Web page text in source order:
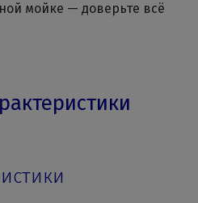
мойке — доверьте всё